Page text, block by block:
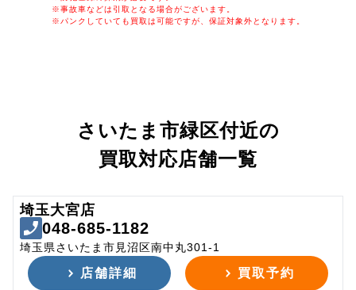
※事故車などは引取となる場合がございます。
※パンクしていても買取は可能ですが、保証対象外となります。
さいたま市緑区付近の
買取対応店舗一覧
埼玉大宮店
048-685-1182
埼玉県さいたま市見沼区南中丸301-1
店舗詳細 買取予約